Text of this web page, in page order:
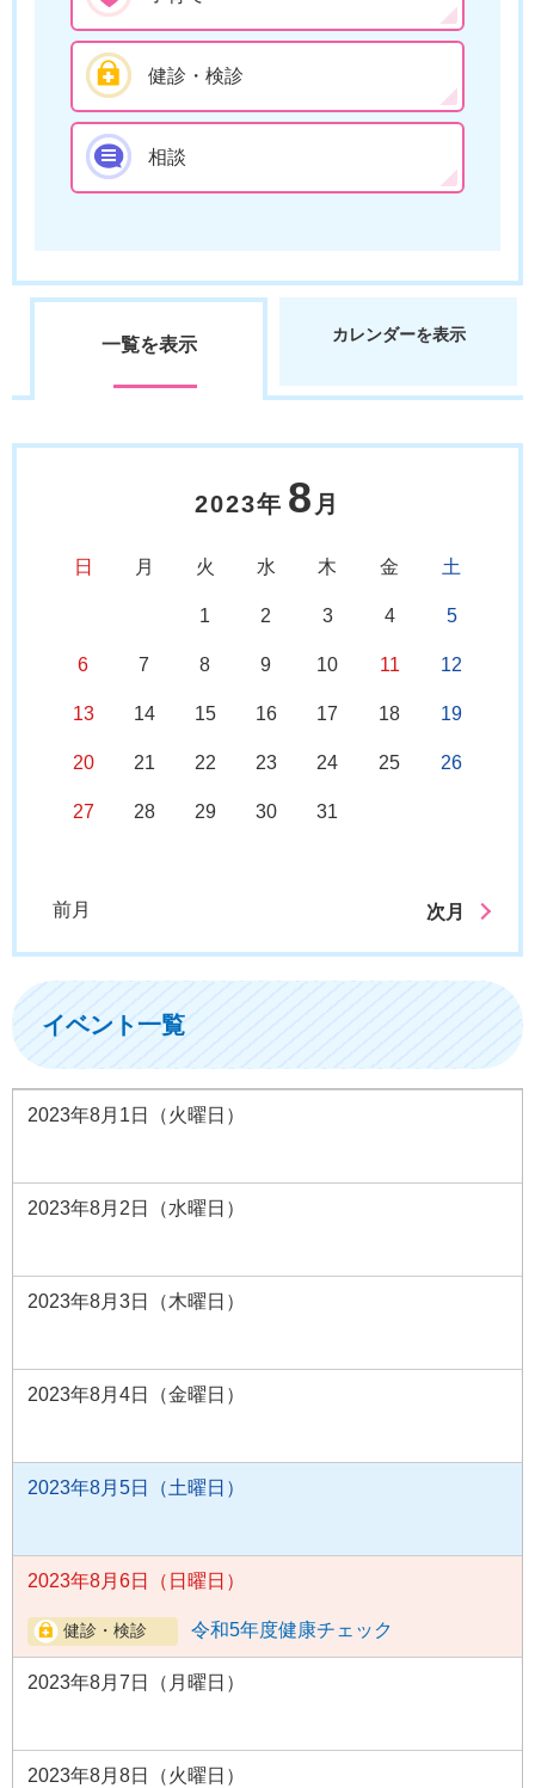
健診・検診
相談
一覧を表示 カレンダーを表示
2023年 8 月
日 月 火 水 木 金 土
1 2 3 4 5
6 7 8 9 10 11 12
13 14 15 16 17 18 19
20 21 22 23 24 25 26
27 28 29 30 31
前月 次月
イベント一覧
2023年8月1日（火曜日）
2023年8月2日（水曜日）
2023年8月3日（木曜日）
2023年8月4日（金曜日）
2023年8月5日（土曜日）
2023年8月6日（日曜日）
令和5年度健康チェック
2023年8月7日（月曜日）
2023年8月8日（火曜日）